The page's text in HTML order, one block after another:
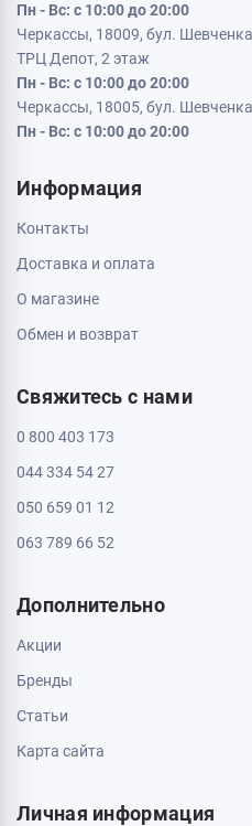
Пн - Вс: с 10:00 до 20:00
Черкассы, 18009, бул.
ТРЦ Депот, 2 этаж
Пн - Вс: с 10:00 до 20:00
Черкассы, 18005, бул.
Пн - Вс: с 10:00 до 20:00
Информация
Контакты
Доставка и оплата
О магазине
Обмен и возврат
Свяжитесь с нами
0 800 403 173
044 334 54 27
050 659 01 12
063 789 66 52
Дополнительно
Акции
Бренды
Статьи
Карта сайта
Личная информация